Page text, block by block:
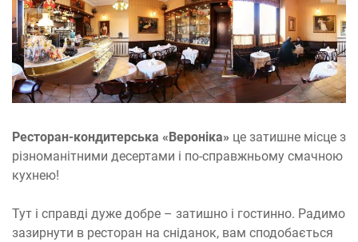
Ресторан-кондитерська «Вероніка» це затишне місце з
різноманітними десертами і по-справжньому смачною
кухнею!
Тут і справді дуже добре – затишно і гостинно. Радимо
зазирнути в ресторан на сніданок, вам сподобається